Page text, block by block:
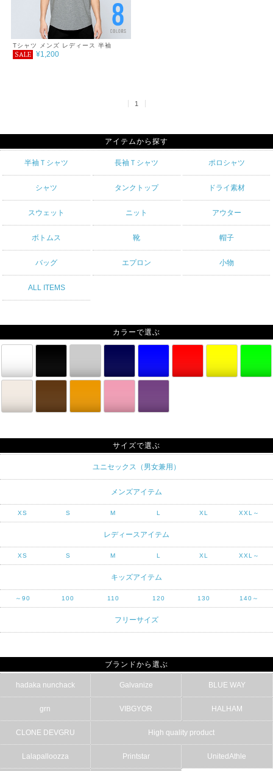
Tシャツ メンズ レディース 半袖
5.6oz ヘビーウェイトラグランTシャ
SALE ¥1,200
1
アイテムから探す
半袖Ｔシャツ 長袖Ｔシャツ ポロシャツ
シャツ タンクトップ ドライ素材
スウェット ニット アウター
ボトムス 靴 帽子
バッグ エプロン 小物
ALL ITEMS
カラーで選ぶ
サイズで選ぶ
ユニセックス（男女兼用）
メンズアイテム
XS S M L XL XXL～
レディースアイテム
XS S M L XL XXL～
キッズアイテム
～90 100 110 120 130 140～
フリーサイズ
ブランドから選ぶ
hadaka nunchack Galvanize BLUE WAY
grn VIBGYOR HALHAM
CLONE DEVGRU High quality product
Lalapalloozza Printstar UnitedAthle